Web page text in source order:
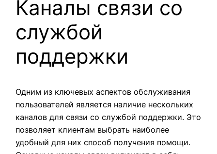
Каналы связи со
службой
поддержки
Одним из ключевых аспектов обслуживания
пользователей является наличие нескольких
каналов для связи со службой поддержки. Это
позволяет клиентам выбрать наиболее
удобный для них способ получения помощи.